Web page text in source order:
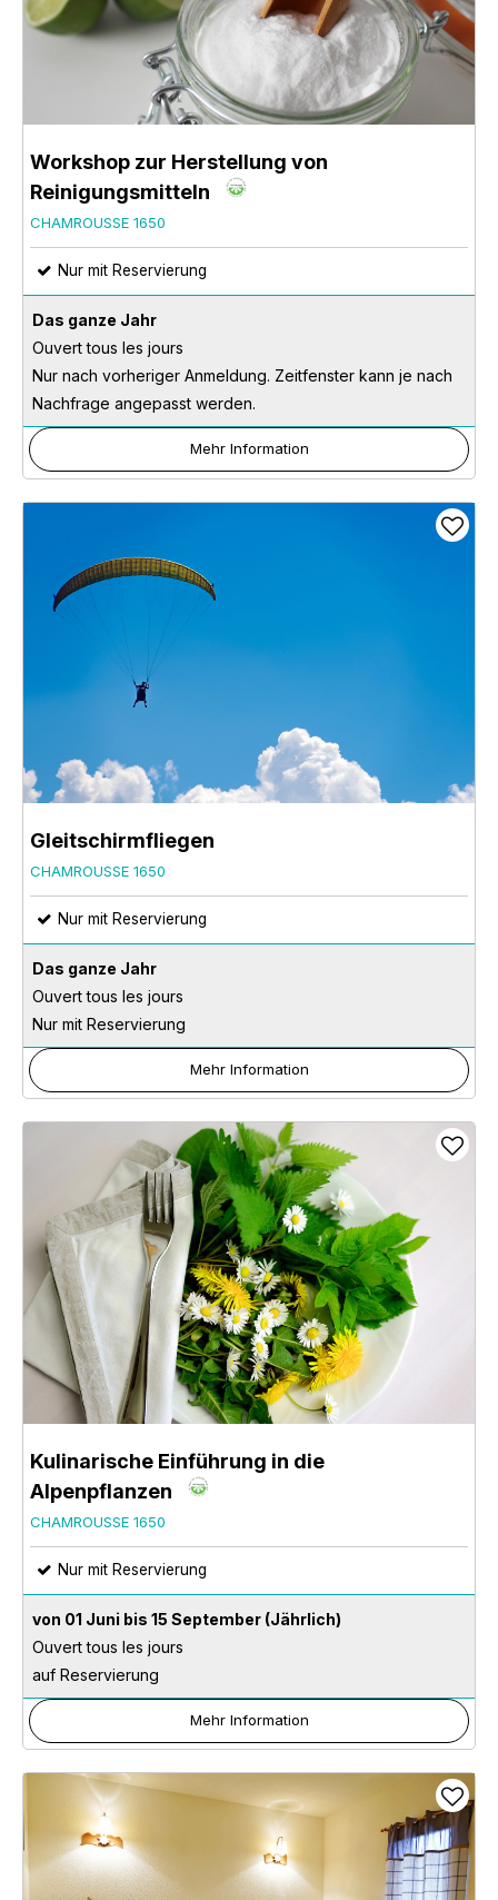
Workshop zur Herstellung von
Reinigungsmitteln
CHAMROUSSE 1650
Nur mit Reservierung
Das ganze Jahr
Ouvert tous les jours
Nur nach vorheriger Anmeldung. Zeitfenster kann je nach
Nachfrage angepasst werden.
Mehr Information
Gleitschirmfliegen
CHAMROUSSE 1650
Nur mit Reservierung
Das ganze Jahr
Ouvert tous les jours
Nur mit Reservierung
Mehr Information
Kulinarische Einführung in die
Alpenpflanzen
CHAMROUSSE 1650
Nur mit Reservierung
von 01 Juni bis 15 September (Jährlich)
Ouvert tous les jours
auf Reservierung
Mehr Information